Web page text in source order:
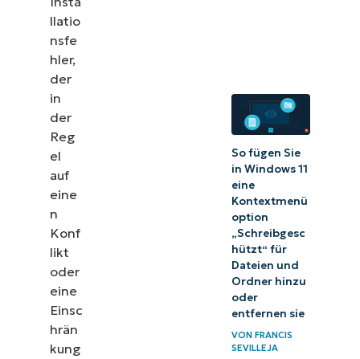
llatio
nsfe
hler,
der
in
der
Reg
el
auf
eine
n
Konf
likt
oder
eine
Einsc
hrän
kung
So fügen Sie
in Windows 11
eine
Kontextmenü
option
„Schreibgesc
hützt“ für
Dateien und
Ordner hinzu
oder
entfernen sie
VON FRANCIS
SEVILLEJA